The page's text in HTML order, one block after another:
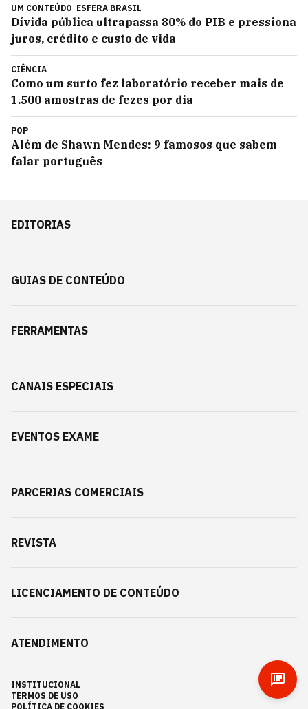
UM CONTEÚDO ESFERA BRASIL
Dívida pública ultrapassa 80% do PIB e pressiona
juros, crédito e custo de vida
CIÊNCIA
Como um surto fez laboratório receber mais de
1.500 amostras de fezes por dia
POP
Além de Shawn Mendes: 9 famosos que sabem
falar português
EDITORIAS
GUIAS DE CONTEÚDO
FERRAMENTAS
CANAIS ESPECIAIS
EVENTOS EXAME
PARCERIAS COMERCIAIS
REVISTA
LICENCIAMENTO DE CONTEÚDO
ATENDIMENTO
INSTITUCIONAL
TERMOS DE USO
POLÍTICA DE COOKIES